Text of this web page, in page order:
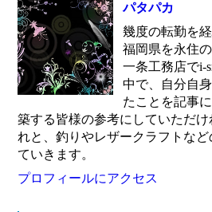
パタパカ
幾度の転勤を
福岡県を永住
一条工務店でi-
中で、自分自
たことを記事
築する皆様の参考にしていただ
れと、釣りやレザークラフトな
ていきます。
プロフィールにアクセス